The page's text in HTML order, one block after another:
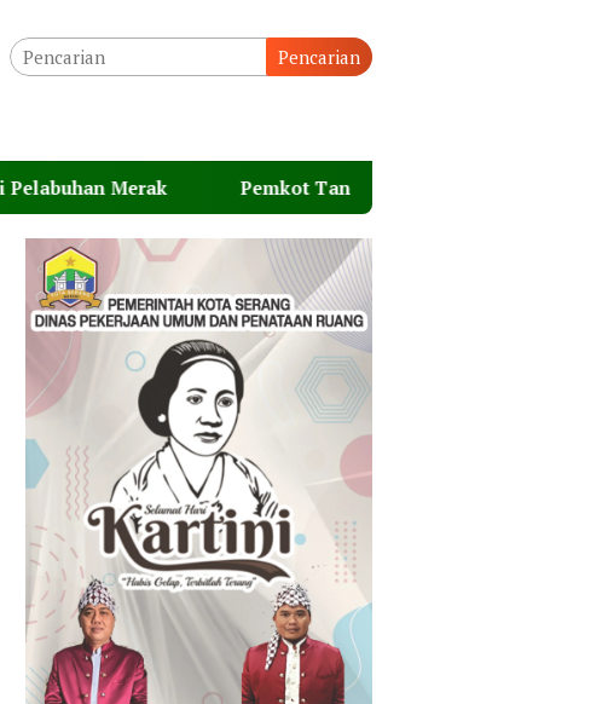
Pencarian
Pemkot Tangsel Perkuat 36 Pos Lansia, Wujudkan Lansia